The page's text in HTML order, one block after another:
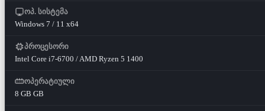
ოპ. სისტემა
Windows 7 / 11 x64
პროცესორი
Intel Core i7-6700 / AMD Ryzen 5 1400
ოპერატიული
8 GB GB